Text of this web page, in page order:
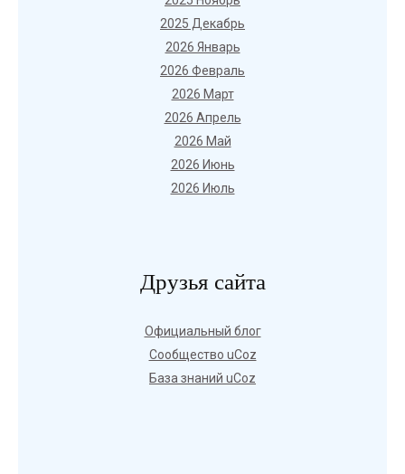
2025 Декабрь
2026 Январь
2026 Февраль
2026 Март
2026 Апрель
2026 Май
2026 Июнь
2026 Июль
Друзья сайта
Официальный блог
Сообщество uCoz
База знаний uCoz